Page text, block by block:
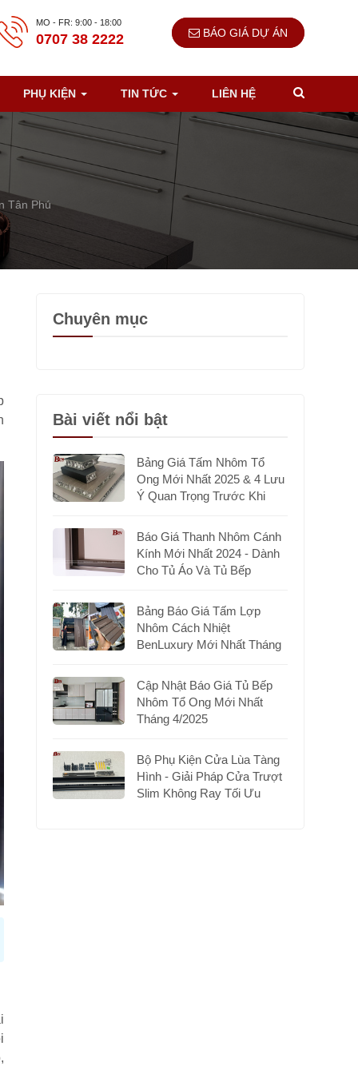
MO - FR: 9:00 - 18:00
0707 38 2222 BÁO GIÁ DỰ ÁN
PHỤ KIỆN TIN TỨC LIÊN HỆ
Tân Phú
Chuyên mục
Bài viết nổi bật
Bảng Giá Tấm Nhôm Tổ
Ong Mới Nhất 2025 & 4 Lưu
Ý Quan Trọng Trước Khi
Báo Giá Thanh Nhôm Cánh
Kính Mới Nhất 2024 - Dành
Cho Tủ Áo Và Tủ Bếp
Bảng Báo Giá Tấm Lợp
Nhôm Cách Nhiệt
BenLuxury Mới Nhất Tháng
Cập Nhật Báo Giá Tủ Bếp
Nhôm Tổ Ong Mới Nhất
Tháng 4/2025
Bộ Phụ Kiện Cửa Lùa Tàng
Hình - Giải Pháp Cửa Trượt
Slim Không Ray Tối Ưu